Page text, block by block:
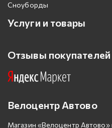
Сноуборды
Услуги и товары
Отзывы покупателей
Велоцентр Автово
Магазин «Велоцентр